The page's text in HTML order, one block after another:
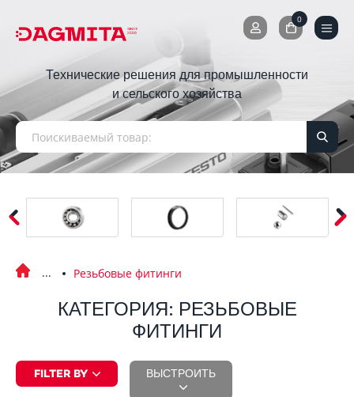
0
0
Технические решения для промышленности
и сельского хозяйства
Резьбовые фитинги
КАТЕГОРИЯ: РЕЗЬБОВЫЕ
ФИТИНГИ
FILTER BY ВЫСТРОИТЬ